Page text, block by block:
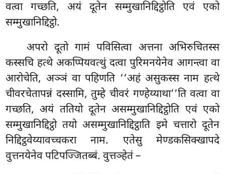
वत्वा गच्छति, अयं दूतेन सम्मुखानिद्दिट्ठोति एवं एको
सम्मुखानिद्दिट्ठो.
अपरोदूतो गामं पविसित्वा अत्तना अभिरुचितस्स
कस्सचि हत्थे अकप्पियवत्थुं दत्वा पुरिमनयेनेव आगन्त्वा वा
आरोचेति, अञ्ञं वा पहिणति ‘‘अहं असुकस्स नाम हत्थे
चीवरचेतापन्नं दस्सामि, तुम्हे चीवरं गण्हेय्याथा’’ति वत्वा वा
गच्छति, अयं ततियो दूतेन असम्मुखानिद्दिट्ठोति एवं एको
सम्मुखानिद्दिट्ठो तयो असम्मुखानिद्दिट्ठाति इमे चत्तारो दूतेन
निद्दिट्ठवेय्यावच्चकरा नाम. एतेसु मेण्डकसिक्खापदे
वुत्तनयेनेव पटिपज्जितब्बं. वुत्तञ्हेतं –